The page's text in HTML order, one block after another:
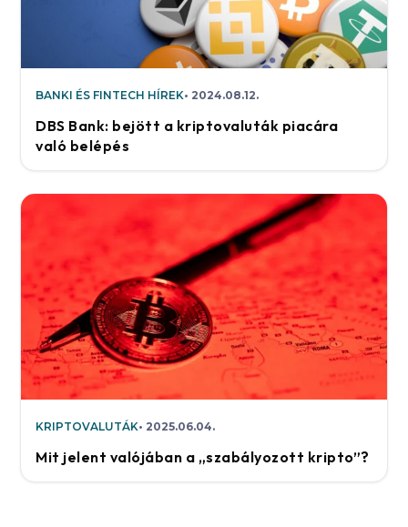
BANKI ÉS FINTECH HÍREK 2024.08.12.
DBS Bank: bejött a kriptovaluták piacára
való belépés
KRIPTOVALUTÁK 2025.06.04.
Mit jelent valójában a „szabályozott kripto”?